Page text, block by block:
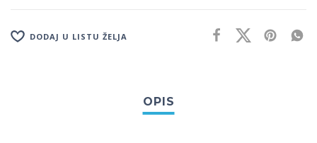
DODAJ U LISTU ŽELJA